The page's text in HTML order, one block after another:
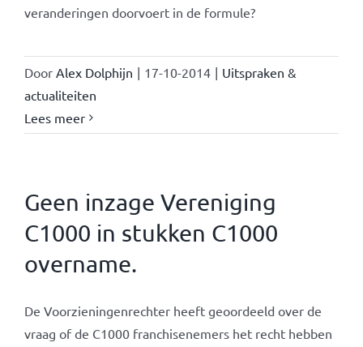
veranderingen doorvoert in de formule?
Door Alex Dolphijn | 17-10-2014 | Uitspraken &
actualiteiten
Lees meer
Geen inzage Vereniging
C1000 in stukken C1000
overname.
De Voorzieningenrechter heeft geoordeeld over de
vraag of de C1000 franchisenemers het recht hebben